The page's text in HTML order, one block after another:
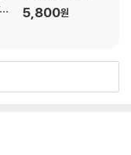
5,800원